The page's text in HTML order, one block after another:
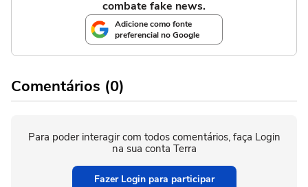
combate fake news.
Adicione como fonte
preferencial no Google
Comentários (0)
Para poder interagir com todos comentários, faça Login
na sua conta Terra
Fazer Login para participar